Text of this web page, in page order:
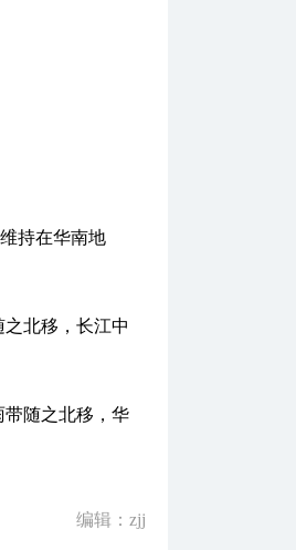
持在华南地
北移，长江中
带随之北移，华
编辑：zjj